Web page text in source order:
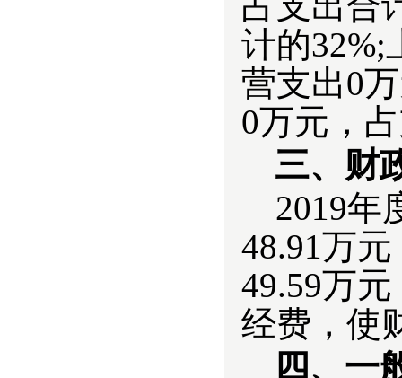
计的32%;
营支出0
0万元，
三、财
2019年
48.91万
49.59万
经费，使
四、一